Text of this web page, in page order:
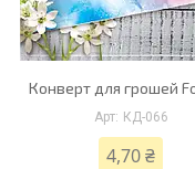
Конверт для грошей
КД-066
4,70 ₴